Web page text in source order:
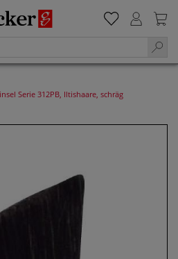
Serie 312PB, Iltishaare, schräg